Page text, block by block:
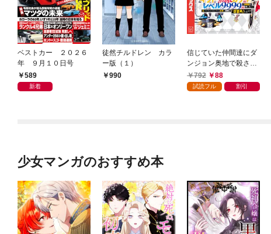
ベストカー ２０２６
年 ９月１０日号
589
新着
徒然チルドレン カラ
ー版（１）
990
信じていた仲間達にダ
ンジョン奥地で殺され
かけたがギフト『無限
ガチャ』でレベル９９
792 88
試読フル 割引
少女マンガのおすすめ本